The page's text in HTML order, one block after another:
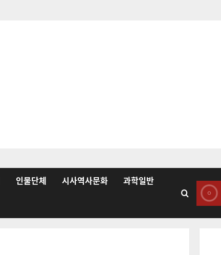
인물단체 시사역사문화 과학일반